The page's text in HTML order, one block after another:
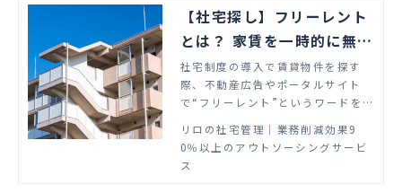
【社宅探し】フリーレント
とは？ 家賃を一時的に無料
にするメリットや契約の注
意点を解説
社宅制度の導入で賃貸物件を探す
際、不動産広告やポータルサイト
で“フリーレント”というワードを
ょうか。この記事では、フリーレン
トの概要をはじめ、フリーレントの
物件を借りるメリット、注意点につ
リロの社宅管理│業務削減効果9
0％以上のアウトソーシングサービ
ス